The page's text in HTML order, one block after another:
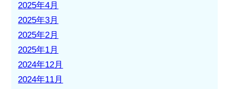
2025年4月
2025年3月
2025年2月
2025年1月
2024年12月
2024年11月